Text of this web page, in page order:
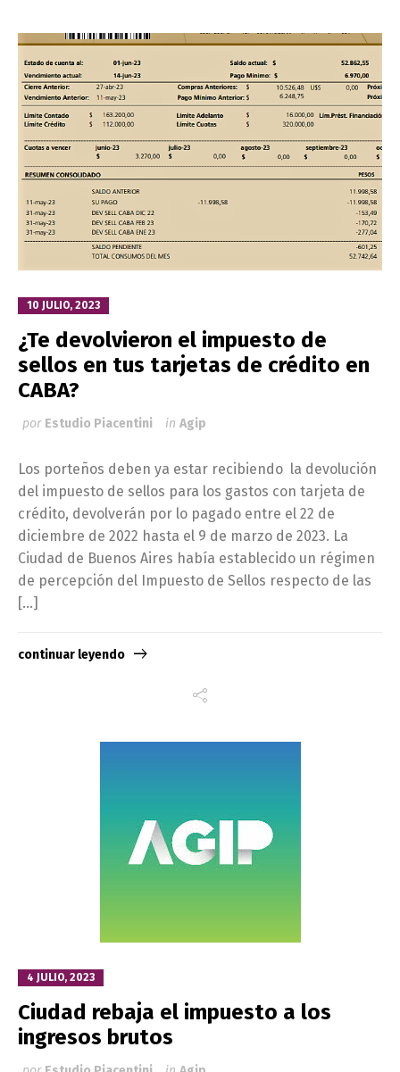
10 JULIO, 2023
¿Te devolvieron el impuesto de
sellos en tus tarjetas de crédito en
CABA?
por Estudio Piacentini in Agip
Los porteños deben ya estar recibiendo la devolución
del impuesto de sellos para los gastos con tarjeta de
crédito, devolverán por lo pagado entre el 22 de
diciembre de 2022 hasta el 9 de marzo de 2023. La
Ciudad de Buenos Aires había establecido un régimen
de percepción del Impuesto de Sellos respecto de las
[…]
continuar leyendo
4 JULIO, 2023
Ciudad rebaja el impuesto a los
ingresos brutos